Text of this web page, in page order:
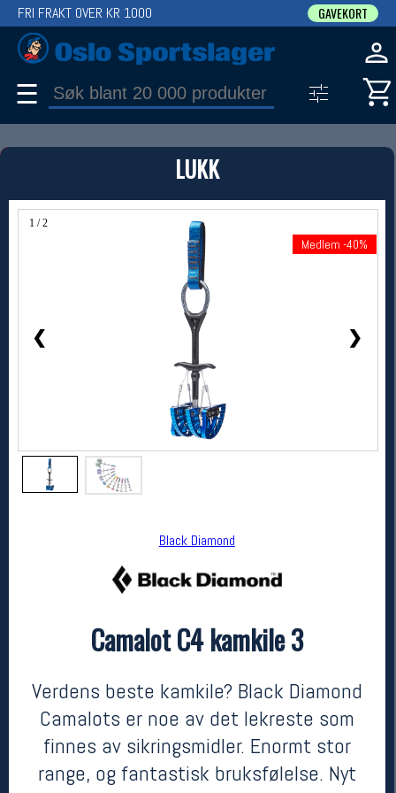
LUKK
1 / 2
❮ ❯
Medlem -40%
Black Diamond
Camalot C4 kamkile 3
Verdens beste kamkile? Black Diamond
Camalots er noe av det lekreste som
finnes av sikringsmidler. Enormt stor
range, og fantastisk bruksfølelse. Nyt
FRI FRAKT OVER KR 1000 GAVEKORT
☰
PRODUKT
Produkter (1)
Bruk filter til å spisse søket
Black Diamond
1299,- MEDLEM: 779,-